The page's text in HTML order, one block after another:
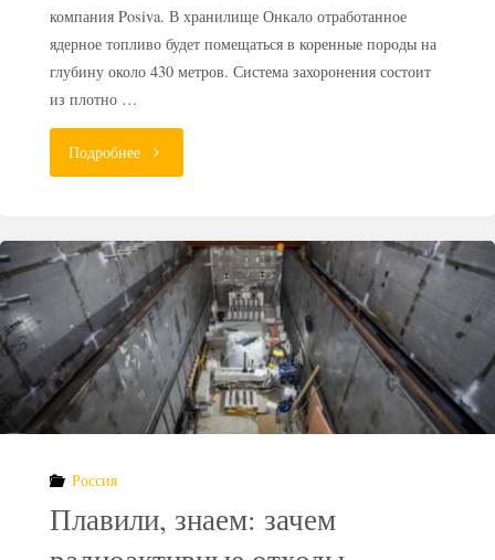
компания Posiva. В хранилище Онкало отработанное
ядерное топливо будет помещаться в коренные породы на
глубину около 430 метров. Система захоронения состоит
из плотно …
Подробнее"Продолжается
эксплуатация
хранилища
ОЯТ
в
Финляндии"
Россия
Плавили, знаем: зачем